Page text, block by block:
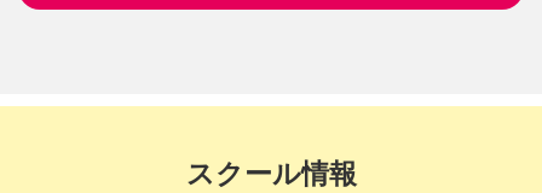
スクール情報